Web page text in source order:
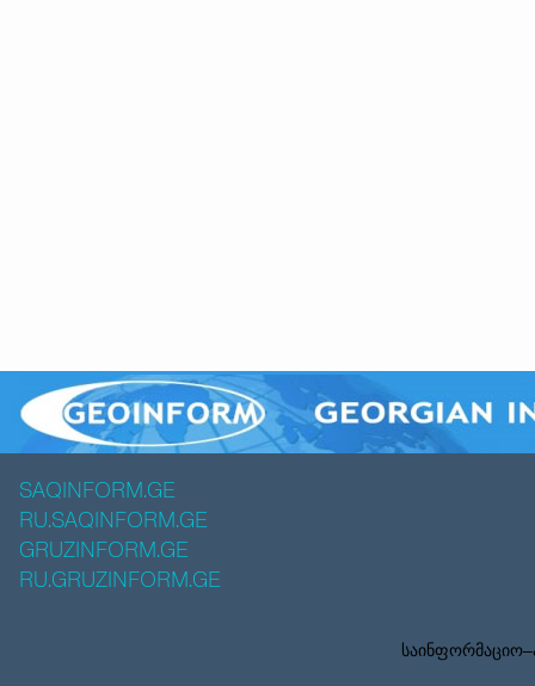
SAQINFORM.GE
RU.SAQINFORM.GE
GRUZINFORM.GE
RU.GRUZINFORM.GE